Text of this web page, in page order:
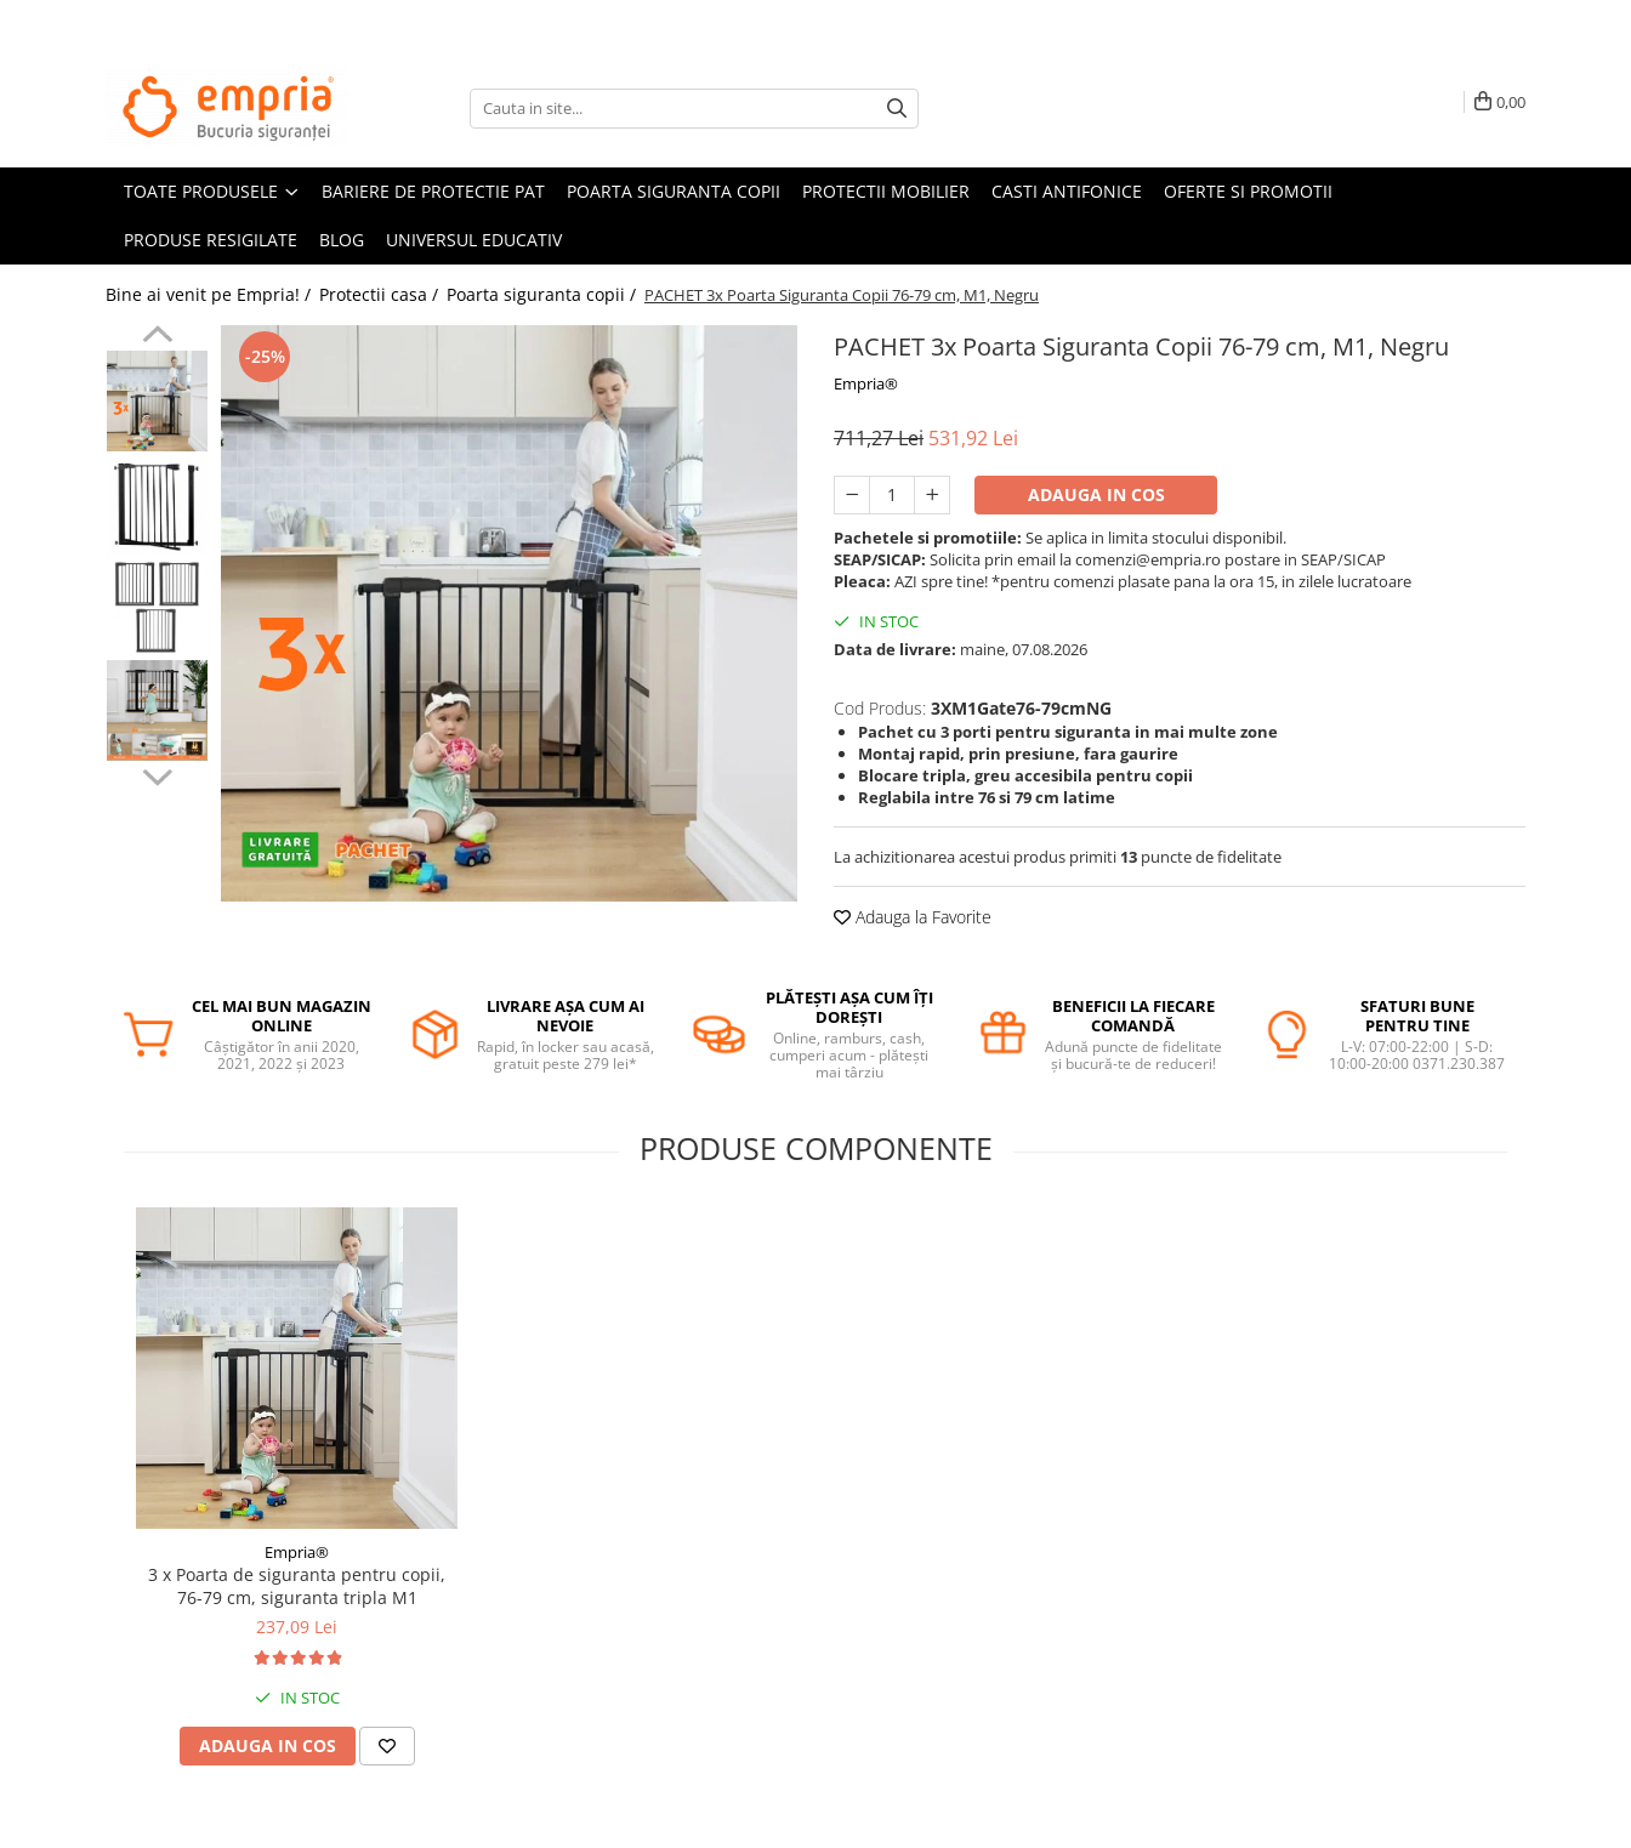
TOATE PRODUSELE
Oferte Protectii Laterale Pat
Bariere protectie pentru pat
Aparatori laterale patut bebe
Protectie colturi mobila copii
Sigurante pentru sertare si usi
Sigurante geamuri si usi glisante
Kituri de siguranta pentru copii si
Protectii utile
Deflectoare pentru aer conditionat
Protectii exterior
Casti antifonice pentru copii si
Echipament protectie bicicleta si
Accesorii plaja
Ingrijire bebe si mama
Igiena si ingrijire bebelusi
Accesorii bebelusi / nou-nascuti
Perne si saltele bebelusi
Jucarii copii si jocuri educative
Covorase ortopedice senzoriale
0,00
TOATE PRODUSELE BARIERE DE PROTECTIE PAT POARTA SIGURANTA COPII PROTECTII MOBILIER CASTI ANTIFONICE OFERTE SI PROMOTII
PRODUSE RESIGILATE BLOG UNIVERSUL EDUCATIV
Bine ai venit pe Empria! / Protectii casa / Poarta siguranta copii / PACHET 3x Poarta Siguranta Copii 76-79 cm, M1, Negru
PACHET 3x Poarta Siguranta Copii 76-79 cm, M1, Negru
Empria®
-25%
711,27 Lei 531,92 Lei
ADAUGA IN COS
Pachetele si promotiile: Se aplica in limita stocului disponibil.
SEAP/SICAP: Solicita prin email la comenzi@empria.ro postare in SEAP/SICAP
Pleaca: AZI spre tine! *pentru comenzi plasate pana la ora 15, in zilele lucratoare
IN STOC
Data de livrare: maine, 07.08.2026
Cod Produs: 3XM1Gate76-79cmNG
Pachet cu 3 porti pentru siguranta in mai multe zone
Montaj rapid, prin presiune, fara gaurire
Blocare tripla, greu accesibila pentru copii
Reglabila intre 76 si 79 cm latime
La achizitionarea acestui produs primiti 13 puncte de fidelitate
Adauga la Favorite
CEL MAI BUN MAGAZIN
ONLINE
Câștigător în anii 2020,
2021, 2022 și 2023
LIVRARE AȘA CUM AI
NEVOIE
Rapid, în locker sau acasă,
gratuit peste 279 lei*
PLĂTEȘTI AȘA CUM ÎȚI
DOREȘTI
Online, ramburs, cash,
cumperi acum - plătești
mai târziu
BENEFICII LA FIECARE
COMANDĂ
Adună puncte de fidelitate
și bucură-te de reduceri!
SFATURI BUNE
PENTRU TINE
L-V: 07:00-22:00 | S-D:
10:00-20:00 0371.230.387
PRODUSE COMPONENTE
Empria®
3 x Poarta de siguranta pentru copii,
76-79 cm, siguranta tripla M1
237,09 Lei
IN STOC
ADAUGA IN COS